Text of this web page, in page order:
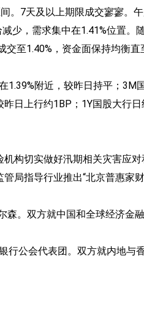
。7天及以上期限成交寥寥。
少，需求集中在1.41%位置。
至1.40%，资金面保持均衡直
附近，较昨日持平；3M
日上行约1BP；1Y国股大行
构切实做好汛期相关灾害应
局指导行业推出“北京普惠家
森。双方就中国和全球经济金
行公会代表团。双方就内地与